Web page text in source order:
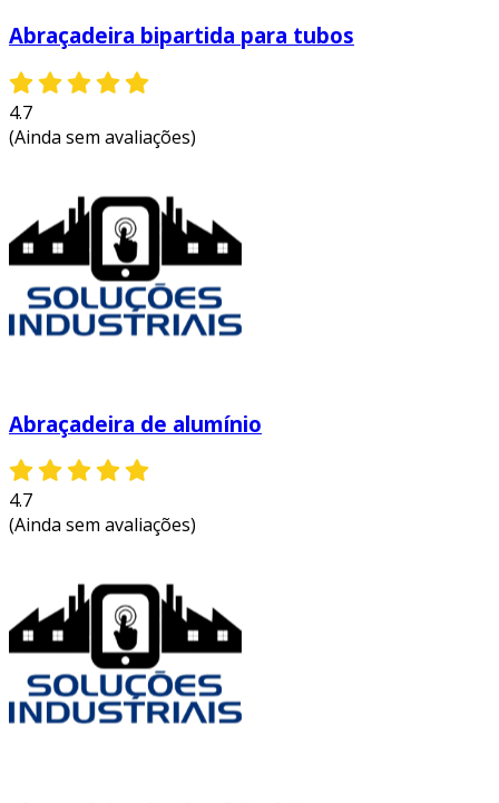
Abraçadeira bipartida para tubos
4.7
(Ainda sem avaliações)
Abraçadeira de alumínio
4.7
(Ainda sem avaliações)